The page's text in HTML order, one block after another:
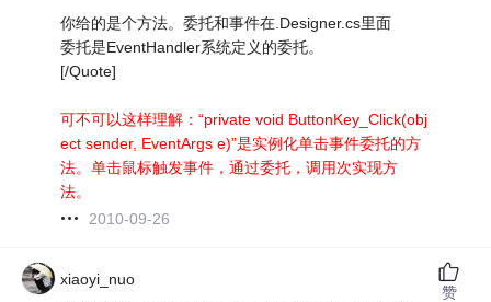
你给的是个方法。委托和事件在.Designer.cs里面
委托是EventHandler系统定义的委托。
[/Quote]
可不可以这样理解：“private void ButtonKey_Click(obj
ect sender, EventArgs e)”是实例化单击事件委托的方
法。单击鼠标触发事件，通过委托，调用次实现方
法。
2010-09-26
xiaoyi_nuo
赞